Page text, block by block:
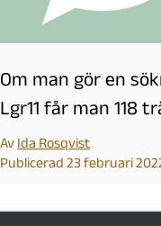
Om man gör en
Lgr11 får man 118
Av Ida Rosqvist
Publicerad 23 februari